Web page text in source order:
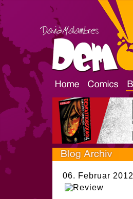
06. Februar 2012